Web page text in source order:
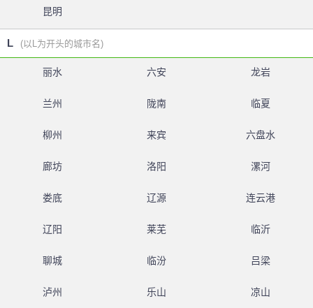
昆明
L (以L为开头的城市名)
丽水 六安 龙岩
兰州 陇南 临夏
柳州 来宾 六盘水
廊坊 洛阳 漯河
娄底 辽源 连云港
辽阳 莱芜 临沂
聊城 临汾 吕梁
泸州 乐山 凉山